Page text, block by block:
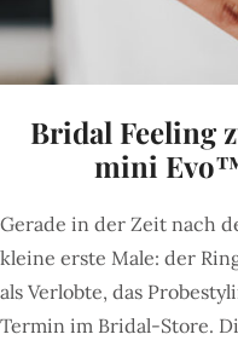
Bridal Feeling
mini
Gerade in der Zeit nach
kleine erste Male: der
als Verlobte, das
Termin im Bridal-Store.